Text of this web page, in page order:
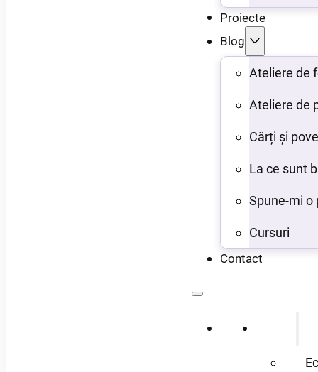
Proiecte
Blog
Ateliere de
Ateliere de
Cărți și
La ce sunt
Spune-mi o
Cursuri
Contact
Acasă